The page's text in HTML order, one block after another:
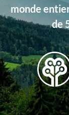
Type de produits
monde
de